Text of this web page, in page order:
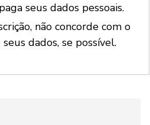
seus dados pessoais.
não concorde com o
dados, se possível.